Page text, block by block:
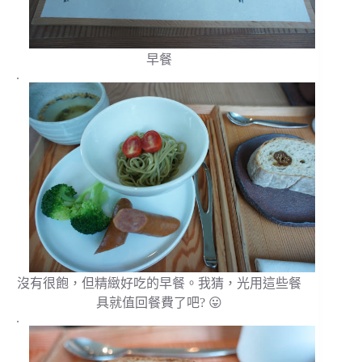
早餐
.
沒有很飽，但精緻好吃的早餐。我猜，光用這些餐
具就值回餐費了吧? 😛
.